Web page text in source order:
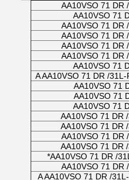
AA10VSO 71
AA10VSO 71
A AA10VSO 71 DR /
AA10VSO 71
AA10VSO 71
AA10VSO 71
AA10VSO 71 DR /
A AA10VSO 71 DR /